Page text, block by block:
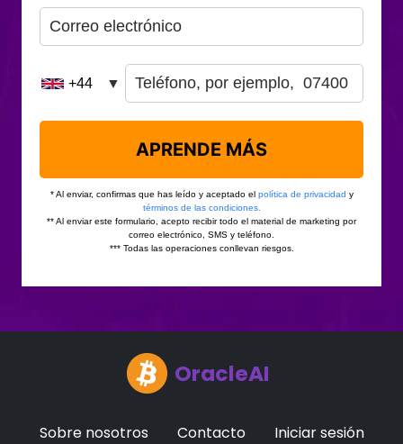
OracleAI
Sobre nosotros Contacto Iniciar sesión